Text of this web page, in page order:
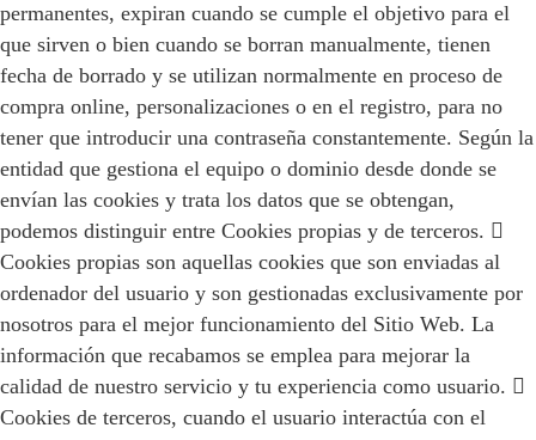
permanentes, expiran cuando se cumple el objetivo para el
que sirven o bien cuando se borran manualmente, tienen
fecha de borrado y se utilizan normalmente en proceso de
compra online, personalizaciones o en el registro, para no
tener que introducir una contraseña constantemente. Según la
entidad que gestiona el equipo o dominio desde donde se
envían las cookies y trata los datos que se obtengan,
podemos distinguir entre Cookies propias y de terceros. 
Cookies propias son aquellas cookies que son enviadas al
ordenador del usuario y son gestionadas exclusivamente por
nosotros para el mejor funcionamiento del Sitio Web. La
información que recabamos se emplea para mejorar la
calidad de nuestro servicio y tu experiencia como usuario. 
Cookies de terceros, cuando el usuario interactúa con el